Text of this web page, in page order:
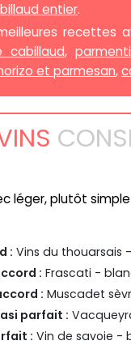
entier.
recettes
cabillaud,
et parmesan,
léger, plutôt
: Vins du thouarsais
: Frascati -
: Muscadet
parfait :
: Vin de savoie -